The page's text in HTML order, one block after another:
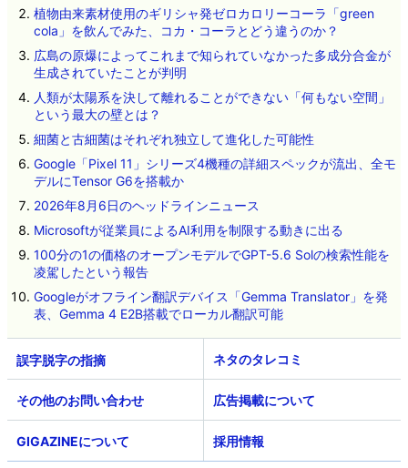
植物由来素材使用のギリシャ発ゼロカロリーコーラ「green
cola」を飲んでみた、コカ・コーラとどう違うのか？
広島の原爆によってこれまで知られていなかった多成分合金が
生成されていたことが判明
人類が太陽系を決して離れることができない「何もない空間」
という最大の壁とは？
細菌と古細菌はそれぞれ独立して進化した可能性
Google「Pixel 11」シリーズ4機種の詳細スペックが流出、全モ
デルにTensor G6を搭載か
2026年8月6日のヘッドラインニュース
Microsoftが従業員によるAI利用を制限する動きに出る
100分の1の価格のオープンモデルでGPT-5.6 Solの検索性能を
凌駕したという報告
Googleがオフライン翻訳デバイス「Gemma Translator」を発
表、Gemma 4 E2B搭載でローカル翻訳可能
ネタのタレコミ
その他のお問い合わせ 広告掲載について
GIGAZINEについて 採用情報